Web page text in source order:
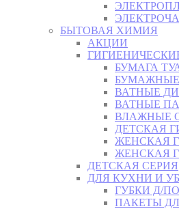
БЫТОВАЯ ХИМИЯ
АКЦИИ
БУМАГА
ВАТНЫЕ
ВАТНЫЕ
ВЛАЖНЫЕ
ДЕТСКАЯ
ЖЕНСКАЯ
ЖЕНСКАЯ
ДЕТСКАЯ СЕРИЯ
ДЛЯ КУХНИ И
ГУБКИ Д/
ПАКЕТЫ